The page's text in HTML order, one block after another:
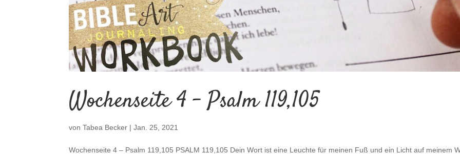
Wochenseite 4 – Psalm 119,105
vonTabea Becker |Jan. 25, 2021
Wochenseite 4 – Psalm 119,105 PSALM 119,105 Dein Wort ist eine Leuchte für meinen Fuß und ein Licht auf meinem